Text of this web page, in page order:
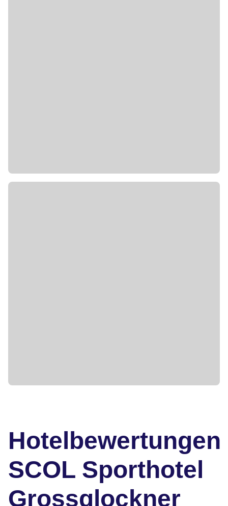
Hotelbewertungen
SCOL Sporthotel
Grossglockner